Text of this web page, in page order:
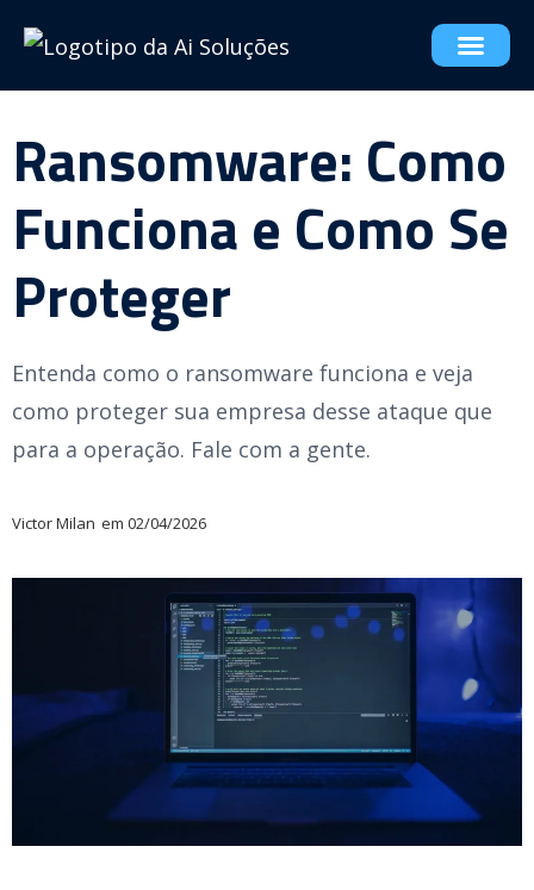
Ransomware: Como
Funciona e Como Se
Proteger
Entenda como o ransomware funciona e veja
como proteger sua empresa desse ataque que
para a operação. Fale com a gente.
Victor Milan em 02/04/2026